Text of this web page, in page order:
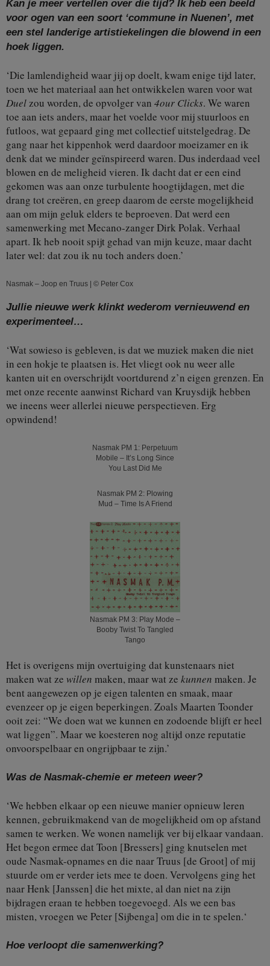
Kan je meer vertellen over die tijd? Ik heb een beeld
voor ogen van een soort ‘commune in Nuenen’, met
een stel landerige artistiekelingen die blowend in een
hoek liggen.
‘Die lamlendigheid waar jij op doelt, kwam enige tijd later,
toen we het materiaal aan het ontwikkelen waren voor wat
Duelzou worden, de opvolger van 4our Clicks. We waren
toe aan iets anders, maar het voelde voor mij stuurloos en
futloos, wat gepaard ging met collectief uitstelgedrag. De
gang naar het kippenhok werd daardoor moeizamer en ik
denk dat we minder geïnspireerd waren. Dus inderdaad veel
blowen en de meligheid vieren. Ik dacht dat er een eind
gekomen was aan onze turbulente hoogtijdagen, met die
drang tot creëren, en greep daarom de eerste mogelijkheid
aan om mijn geluk elders te beproeven. Dat werd een
samenwerking met Mecano-zanger Dirk Polak. Verhaal
apart. Ik heb nooit spijt gehad van mijn keuze, maar dacht
later wel: dat zou ik nu toch anders doen.’
Nasmak – Joop en Truus | © Peter Cox
Jullie nieuwe werk klinkt wederom vernieuwend en
experimenteel…
‘Wat sowieso is gebleven, is dat we muziek maken die niet
in een hokje te plaatsen is. Het vliegt ook nu weer alle
kanten uit en overschrijdt voortdurend z’n eigen grenzen. En
met onze recente aanwinst Richard van Kruysdijk hebben
we ineens weer allerlei nieuwe perspectieven. Erg
opwindend!
Nasmak PM 1: Perpetuum
Mobile – It’s Long Since
You Last Did Me
Nasmak PM 2: Plowing
Mud – Time Is A Friend
Nasmak PM 3: Play Mode –
Booby Twist To Tangled
Tango
Het is overigens mijn overtuiging dat kunstenaars niet
maken wat ze willen maken, maar wat ze kunnen maken. Je
bent aangewezen op je eigen talenten en smaak, maar
evenzeer op je eigen beperkingen. Zoals Maarten Toonder
ooit zei: “We doen wat we kunnen en zodoende blijft er heel
wat liggen”. Maar we koesteren nog altijd onze reputatie
onvoorspelbaar en ongrijpbaar te zijn.’
Was de Nasmak-chemie er meteen weer?
‘We hebben elkaar op een nieuwe manier opnieuw leren
kennen, gebruikmakend van de mogelijkheid om op afstand
samen te werken. We wonen namelijk ver bij elkaar vandaan.
Het begon ermee dat Toon [Bressers] ging knutselen met
oude Nasmak-opnames en die naar Truus [de Groot] of mij
stuurde om er verder iets mee te doen. Vervolgens ging het
naar Henk [Janssen] die het mixte, al dan niet na zijn
bijdragen eraan te hebben toegevoegd. Als we een bas
misten, vroegen we Peter [Sijbenga] om die in te spelen.‘
Hoe verloopt die samenwerking?